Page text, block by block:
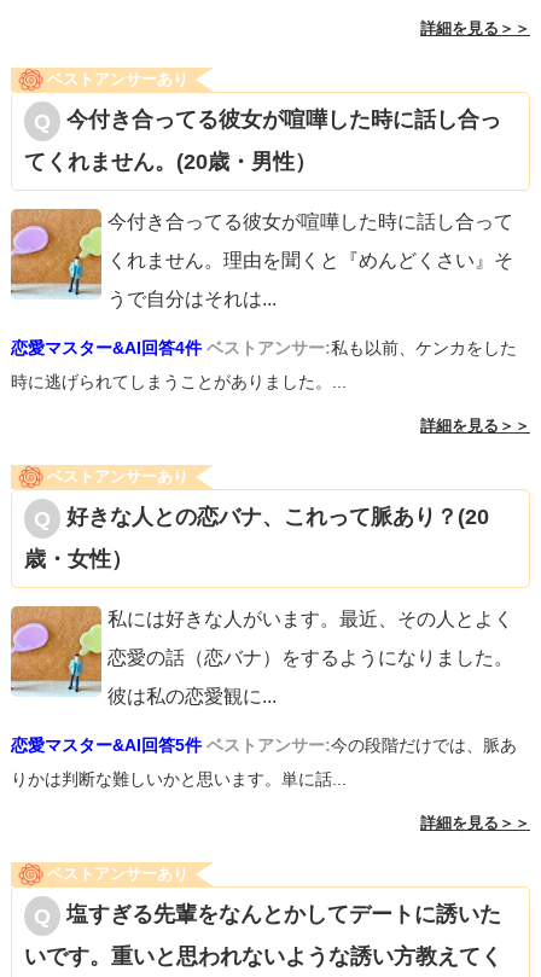
詳細を見る＞＞
ベストアンサーあり
今付き合ってる彼女が喧嘩した時に話し合っ
てくれません。(20歳・男性）
今付き合ってる彼女が喧嘩した時に話し合って
くれません。理由を聞くと『めんどくさい』そ
うで自分はそれは...
恋愛マスター&AI回答4件 ベストアンサー:私も以前、ケンカをした
時に逃げられてしまうことがありました。...
詳細を見る＞＞
ベストアンサーあり
好きな人との恋バナ、これって脈あり？(20
歳・女性）
私には好きな人がいます。最近、その人とよく
恋愛の話（恋バナ）をするようになりました。
彼は私の恋愛観に...
恋愛マスター&AI回答5件 ベストアンサー:今の段階だけでは、脈あ
りかは判断な難しいかと思います。単に話...
詳細を見る＞＞
ベストアンサーあり
塩すぎる先輩をなんとかしてデートに誘いた
いです。重いと思われないような誘い方教えてく